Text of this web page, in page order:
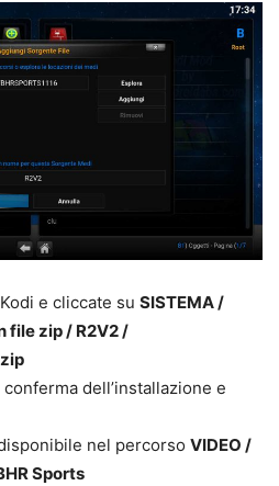
e cliccate su SISTEMA /
file zip / R2V2 /
dell’installazione e
nel percorso VIDEO /
Sports